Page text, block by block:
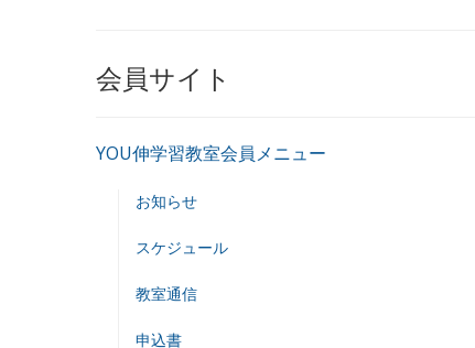
会員サイト
YOU伸学習教室会員メニュー
お知らせ
スケジュール
教室通信
申込書